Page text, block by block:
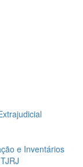
e Inventários